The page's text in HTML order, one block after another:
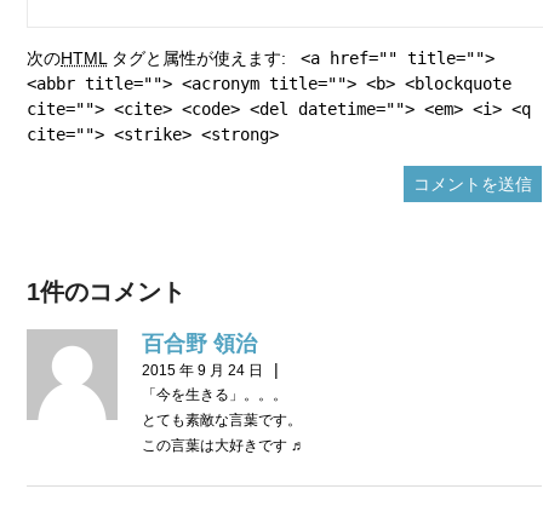
次のHTML タグと属性が使えます:
<a href="" title="">
<abbr title=""> <acronym title=""> <b> <blockquote
cite=""> <cite> <code> <del datetime=""> <em> <i> <q
cite=""> <strike> <strong>
1件のコメント
百合野 領治
2015 年 9 月 24 日 |
「今を生きる」。。。
とても素敵な言葉です。
この言葉は大好きです ♬